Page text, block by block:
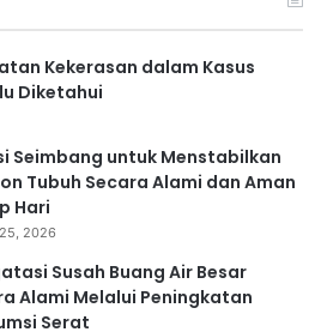
Kekerasan dalam Kasus
Diketahui
Seimbang untuk Menstabilkan
Tubuh Secara Alami dan Aman
Hari
2026
Susah Buang Air Besar
Alami Melalui Peningkatan
Serat